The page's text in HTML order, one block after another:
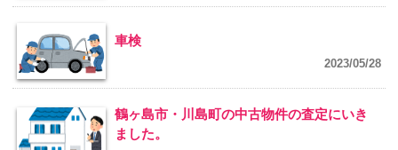
車検
2023/05/28
鶴ヶ島市・川島町の中古物件の査定にいき
ました。